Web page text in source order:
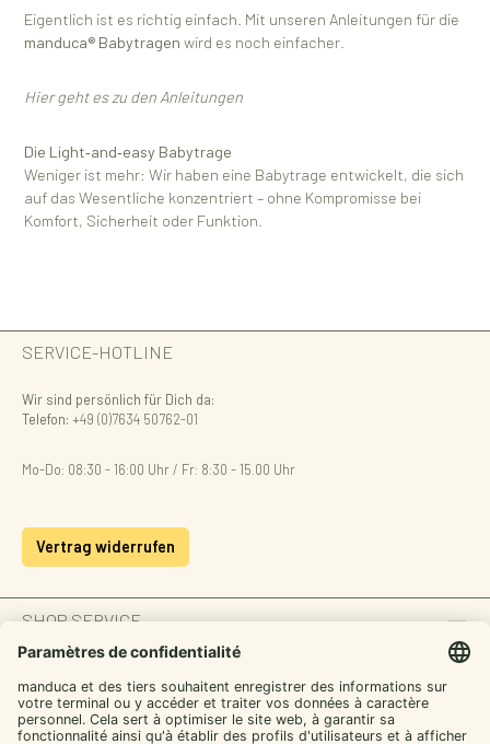
Eigentlich ist es richtig einfach. Mit unseren Anleitungen für die
manduca® Babytragen wird es noch einfacher.
Hier geht es zu den Anleitungen
Die Light‑and‑easy Babytrage
Weniger ist mehr: Wir haben eine Babytrage entwickelt, die sich
auf das Wesentliche konzentriert – ohne Kompromisse bei
Komfort, Sicherheit oder Funktion.
SERVICE-HOTLINE
Wir sind persönlich für Dich da:
Telefon: +49 (0)7634 50762-01
Mo-Do: 08:30 - 16:00 Uhr / Fr: 8:30 - 15.00 Uhr
Vertrag widerrufen
SHOP SERVICE
INFORMATION
ZAHLUNGSARTEN